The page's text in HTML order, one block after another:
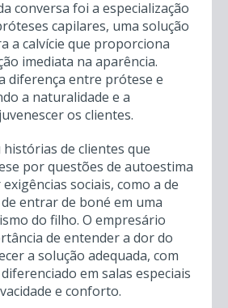
conversa foi a especialização
capilares, uma solução
a calvície que proporciona
imediata na aparência.
diferença entre prótese e
a naturalidade e a
os clientes.
de clientes que
por questões de autoestima
sociais, como a de
entrar de boné em uma
do filho. O empresário
de entender a dor do
a solução adequada, com
em salas especiais
e conforto.